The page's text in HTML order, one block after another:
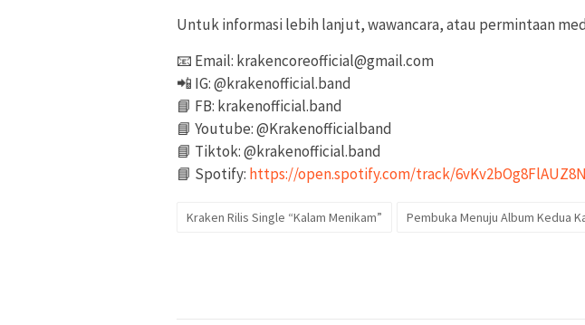
Untuk informasi lebih lanjut, wawancara, atau permintaan
📧 Email: krakencoreofficial@gmail.com
📲 IG: @krakenofficial.band
📘 FB: krakenofficial.band
📘 Youtube: @Krakenofficialband
📘 Tiktok: @krakenofficial.band
📘 Spotify: https://open.spotify.com/track/
Kraken Rilis Single “Kalam Menikam” Pembuka Menuju Album Kedua